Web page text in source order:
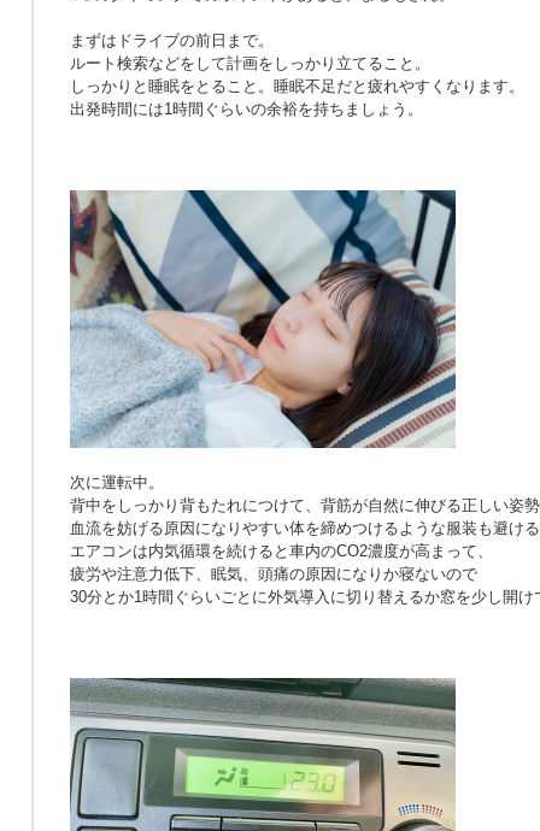
まずはドライブの前日まで。
ルート検索などをして計画をしっかり立てること。
しっかりと睡眠をとること。睡眠不足だと疲れやすくなります。
出発時間には1時間ぐらいの余裕を持ちましょう。
次に運転中。
背中をしっかり背もたれにつけて、背筋が自然に伸びる正しい姿
血流を妨げる原因になりやすい体を締めつけるような服装も避け
エアコンは内気循環を続けると車内のCO2濃度が高まって、
疲労や注意力低下、眠気、頭痛の原因になりか寝ないので
30分とか1時間ぐらいごとに外気導入に切り替えるか窓を少し開け